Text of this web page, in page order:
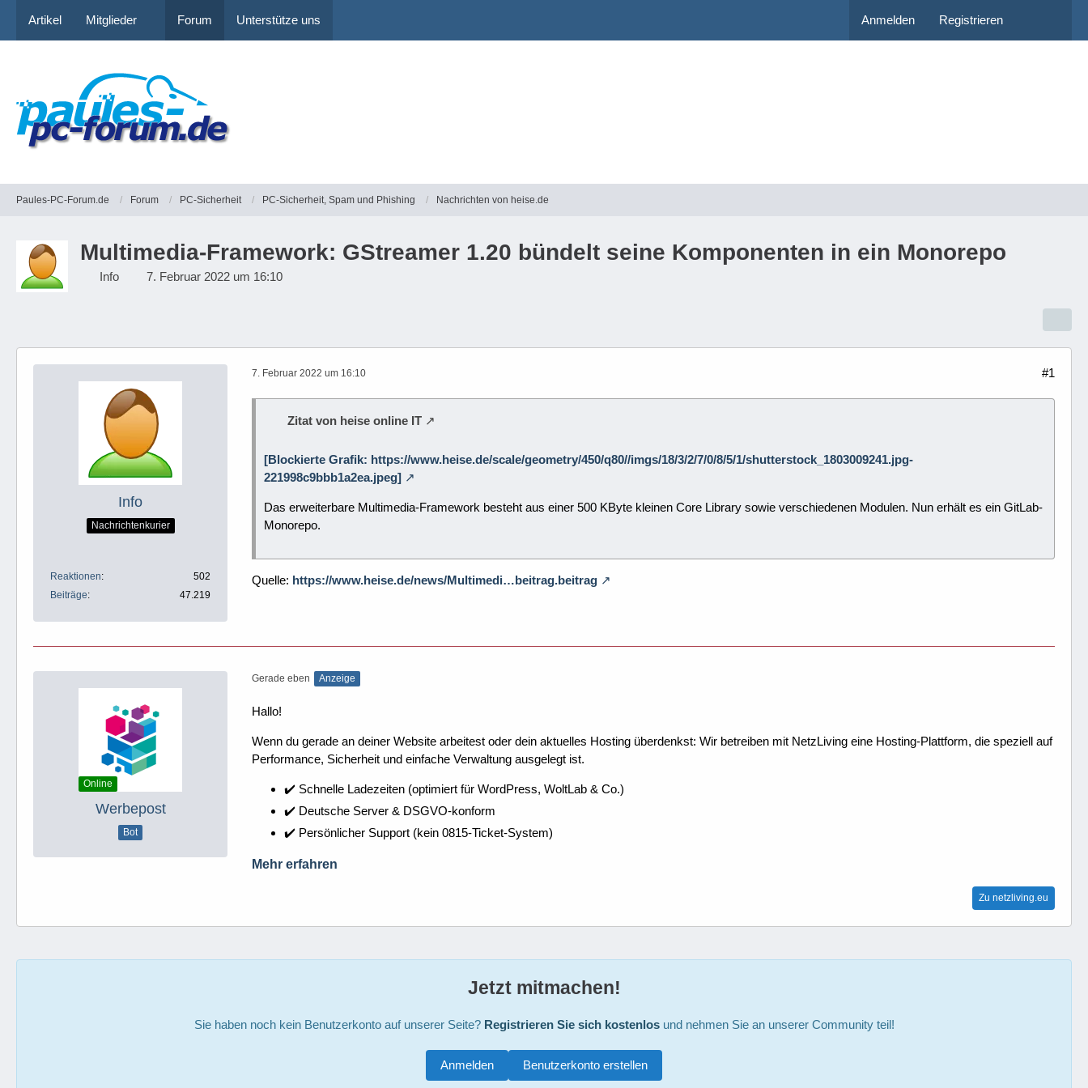
Artikel Mitglieder Forum Unterstütze uns Anmelden Registrieren
Paules-PC-Forum.de Forum PC-Sicherheit PC-Sicherheit, Spam und Phishing Nachrichten von heise.de
Multimedia-Framework: GStreamer 1.20 bündelt seine Komponenten in ein Monorepo
Info 7. Februar 2022 um 16:10
Info
Nachrichtenkurier
Reaktionen
502
Beiträge
47.219
7. Februar 2022 um 16:10 #1
Zitat von heise online IT
[Blockierte Grafik: https://www.heise.de/scale/geometry/450/q80//imgs/18/3/2/7/0/8/5/1/shutterstock_1803009241.jpg-
221998c9bbb1a2ea.jpeg]
Das erweiterbare Multimedia-Framework besteht aus einer 500 KByte kleinen Core Library sowie verschiedenen Modulen. Nun erhält es ein GitLab-
Monorepo.
Quelle: https://www.heise.de/news/Multimedi…beitrag.beitrag
Online
Werbepost
Bot
Gerade eben Anzeige
Hallo!
Wenn du gerade an deiner Website arbeitest oder dein aktuelles Hosting überdenkst: Wir betreiben mit NetzLiving eine Hosting-Plattform, die speziell auf
Performance, Sicherheit und einfache Verwaltung ausgelegt ist.
✔️ Schnelle Ladezeiten (optimiert für WordPress, WoltLab & Co.)
✔️ Deutsche Server & DSGVO-konform
✔️ Persönlicher Support (kein 0815-Ticket-System)
Mehr erfahren
Zu netzliving.eu
Jetzt mitmachen!
Sie haben noch kein Benutzerkonto auf unserer Seite? Registrieren Sie sich kostenlosund nehmen Sie an unserer Community teil!
Benutzerkonto erstellen
Anmelden